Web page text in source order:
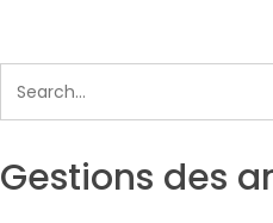
Gestions des